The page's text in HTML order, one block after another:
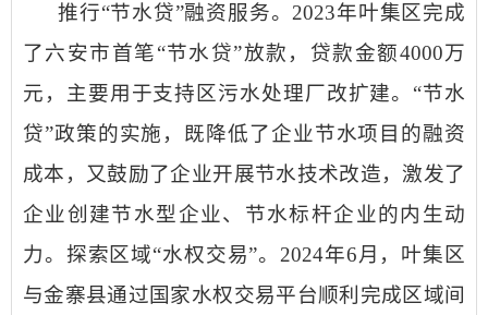
推行“节水贷”融资服务。 2023年叶集区完成
了六安市首笔“节水贷”放款，贷款金额4000万
元，主要用于支持区污水处理厂改扩建。 “节水
贷”政策的实施，
既 降低了企业节水项目的融资
成本， 又鼓励了企业开展节水技术改造，激发了
企业创建节水型企业、节水标杆企业的内生动
力。 探索区域“水权交易”。 2024年6月，叶集区
与金寨县通过国家水权交易平台顺利完成区域间